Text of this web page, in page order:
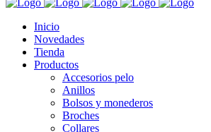
Inicio
Novedades
Tienda
Productos
Accesorios pelo
Anillos
Bolsos y monederos
Broches
Collares